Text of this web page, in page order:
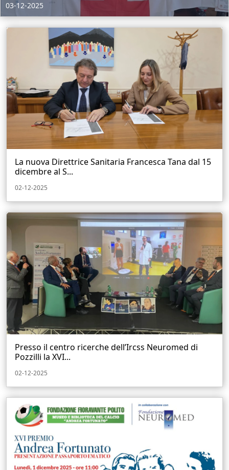
03-12-2025
La nuova Direttrice Sanitaria Francesca Tana dal 15
dicembre al S...
02-12-2025
Presso il centro ricerche dell’Ircss Neuromed di
Pozzilli la XVI...
02-12-2025